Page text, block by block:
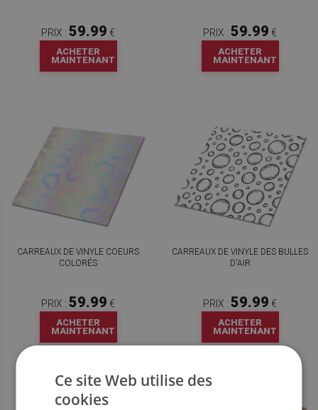
PRIX : 59.99 €
ACHETER
MAINTENANT
PRIX : 59.99 €
ACHETER
MAINTENANT
CARREAUX DE VINYLE COEURS
COLORÉS
PRIX : 59.99 €
ACHETER
MAINTENANT
CARREAUX DE VINYLE DES BULLES
D'AIR
PRIX : 59.99 €
ACHETER
MAINTENANT
Ce site Web utilise des
cookies